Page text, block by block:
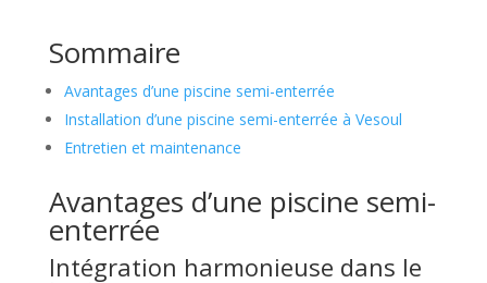
Sommaire
Avantages d’une piscine semi-enterrée
Installation d’une piscine semi-enterrée à Vesoul
Entretien et maintenance
Avantages d’une piscine semi-
enterrée
Intégration harmonieuse dans le